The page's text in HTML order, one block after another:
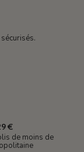
€
de moins de